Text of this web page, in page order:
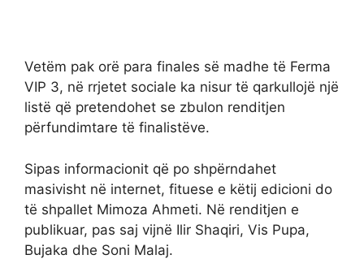
Vetëm pak orë para finales së madhe të Ferma
VIP 3, në rrjetet sociale ka nisur të qarkullojë një
listë që pretendohet se zbulon renditjen
përfundimtare të finalistëve.
Sipas informacionit që po shpërndahet
masivisht në internet, fituese e këtij edicioni do
të shpallet Mimoza Ahmeti. Në renditjen e
publikuar, pas saj vijnë Ilir Shaqiri, Vis Pupa,
Bujaka dhe Soni Malaj.